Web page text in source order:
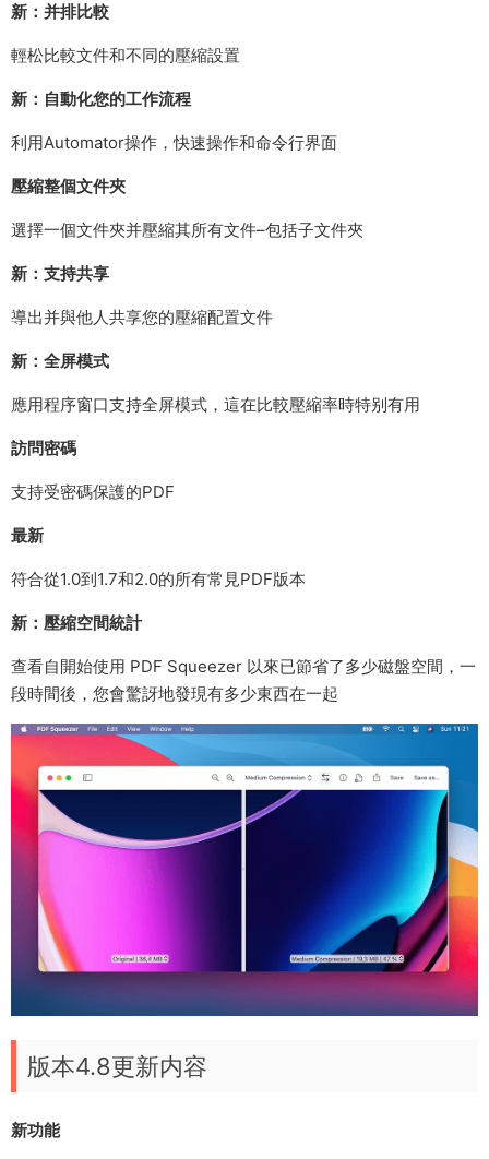
新：并排比較
輕松比較文件和不同的壓縮設置
新：自動化您的工作流程
利用Automator操作，快速操作和命令行界面
壓縮整個文件夾
選擇一個文件夾并壓縮其所有文件–包括子文件夾
新：支持共享
導出并與他人共享您的壓縮配置文件
新：全屏模式
應用程序窗口支持全屏模式，這在比較壓縮率時特别有用
訪問密碼
支持受密碼保護的PDF
最新
符合從1.0到1.7和2.0的所有常見PDF版本
新：壓縮空間統計
查看自開始使用 PDF Squeezer 以來已節省了多少磁盤空間，一
段時間後，您會驚訝地發現有多少東西在一起
版本4.8更新内容
新功能